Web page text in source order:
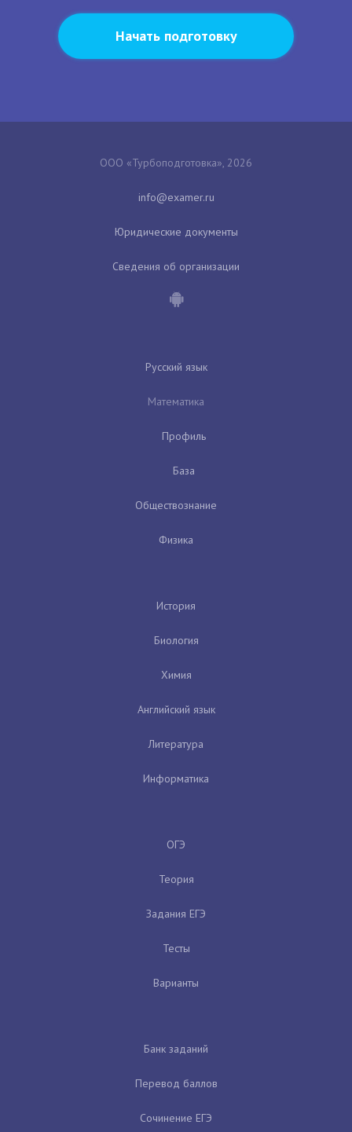
Начать подготовку
ООО «Турбоподготовка», 2026
Юридические документы
Сведения об организации
Русский язык
Математика
Профиль
База
Обществознание
Физика
История
Биология
Химия
Английский язык
Литература
Информатика
ОГЭ
Теория
Задания ЕГЭ
Тесты
Варианты
Банк заданий
Перевод баллов
Сочинение ЕГЭ